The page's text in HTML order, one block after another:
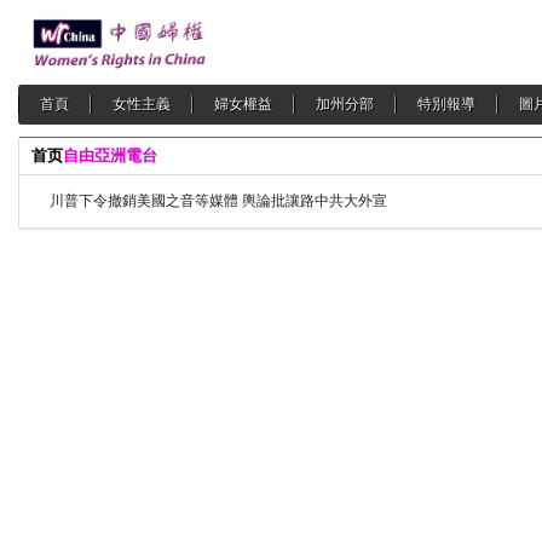
首頁 女性主義 婦女權益 加州分部 特別報導 圖
首页自由亞洲電台
川普下令撤銷美國之音等媒體 輿論批讓路中共大外宣